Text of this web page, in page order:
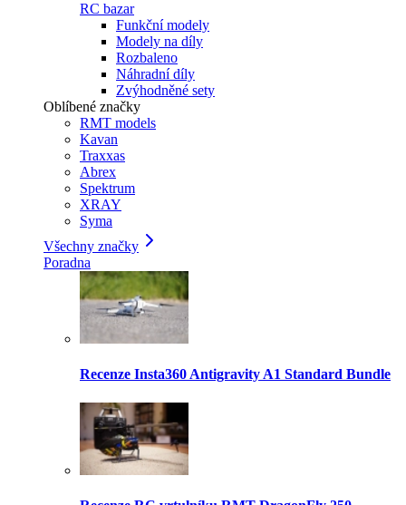
RC bazar
Funkční modely
Modely na díly
Rozbaleno
Náhradní díly
Zvýhodněné sety
Oblíbené značky
RMT models
Kavan
Traxxas
Abrex
Spektrum
XRAY
Syma
Všechny značky
Poradna
Recenze Insta360 Antigravity A1 Standard Bundle